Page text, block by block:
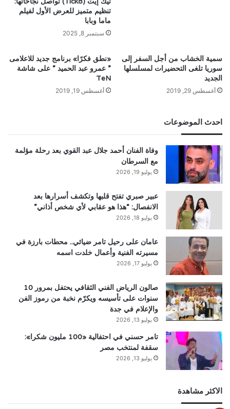
تنظيم متميز للعرض الأول لفيلم
ماما وبابا
سبتمبر 8, 2025
سمية الخشاب من أجل السفر إلى
سوريا تلغى التحضيرات لمسلسلها
الجديد
أغسطس 29, 2019
«نطق فكرًا» برنامج جديد للاعلامى
” عمرو عبد الحميد ” على شاشة
TeN
أغسطس 19, 2019
احدث الموضوعات
وفاة الفنان أحمد جلال عبد القوي بعد رحلة مؤلمة
مع السرطان
يوليو 19, 2026
عبير صبري تفتح قلبها وتكشف أسرارها بعد
الانفصال: “هذا هو عقابي لأي شخص أذاني”
يوليو 18, 2026
عامان على رحيل تامر ضيائي.. محطات بارزة في
مسيرته الفنية وأعمال خلدت اسمه
يوليو 17, 2026
صالون الرياض الفني الثقافي يحتفل بمرور 10
سنوات على تأسيسه ويكرّم نخبة من رموز الفن
والإعلام في جدة
يوليو 13, 2026
تامر حسني في احتفالية «100 مليون شكرا»:
سقفة لمنتخب مصر
يوليو 13, 2026
الاكثر مشاهدة